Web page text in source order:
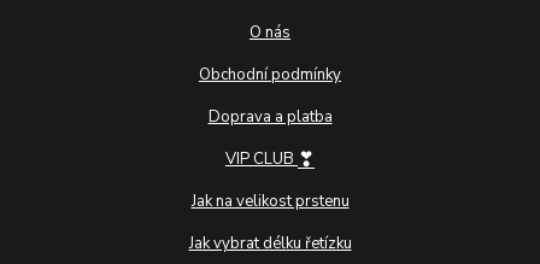
O nás
Obchodní podmínky
Doprava a platba
VIP CLUB ❣
Jak na velikost prstenu
Jak vybrat délku řetízku